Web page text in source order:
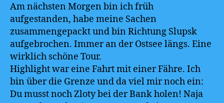
Am nächsten Morgen bin ich früh
aufgestanden, habe meine Sachen
zusammengepackt und bin Richtung Slupsk
aufgebrochen. Immer an der Ostsee längs. Eine
wirklich schöne Tour.
Highlight war eine Fahrt mit einer Fähre. Ich
bin über die Grenze und da viel mir noch ein:
Du musst noch Zloty bei der Bank holen! Naja